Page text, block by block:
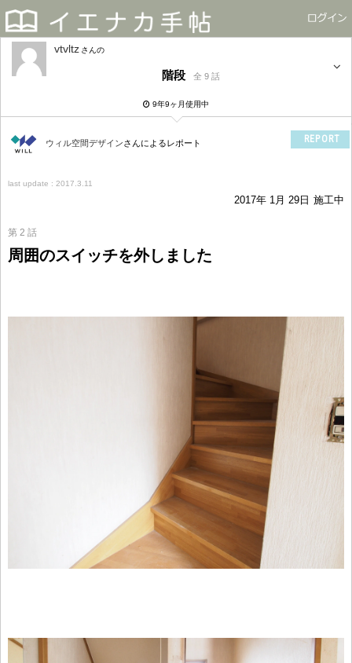
vtvltz さん
階段 全 9 話
9年9ヶ月使用中
ウィル空間デザインさんによるレポート REPORT
last update : 2017.3.11
2017年 1月 29日 施工中
第 2 話
周囲のスイッチを外しました